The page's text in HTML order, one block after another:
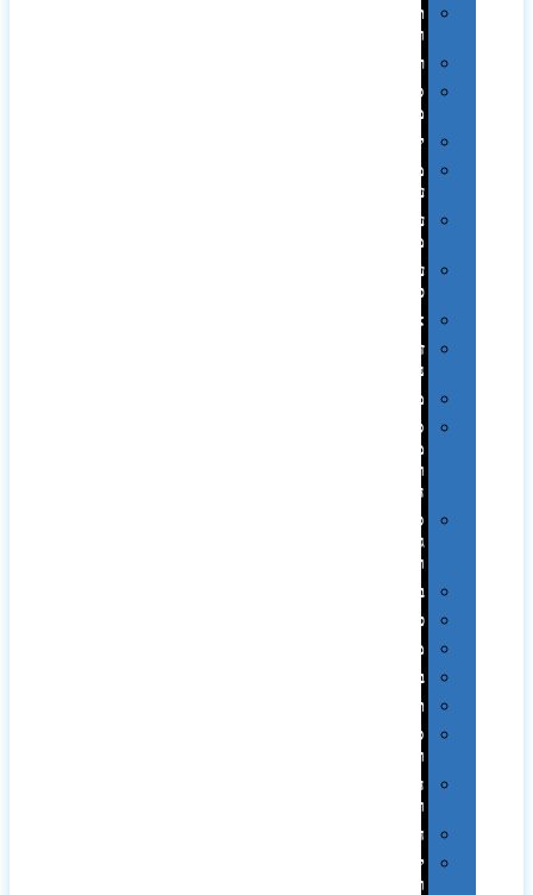
תערוכות
וכנסים
רמקולים
סוכריות
ממותגות
יודאיקה
מארזי
עטים
עטי
מתכת
עטי
פלסטיק
אוזניות
זכרונות
ניידים
מפצלים
סביבת
מחשב
וציוד
היקפי
סוללות
גיבוי
ומטענים
ביגוד
כובעים
מגבות
בקבוקים
תרמי
ספלים
וכוסות
הוקרה
ואומנות
חגים
יין
ומארזים